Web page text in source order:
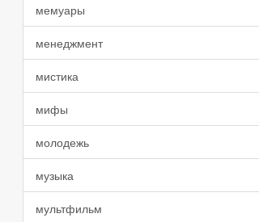
мемуары
менеджмент
мистика
мифы
молодежь
музыка
мультфильм